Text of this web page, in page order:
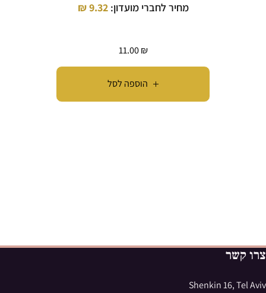
הוספה לסל
מחיר לחברי מועדון: 9.32
₪
11.00₪
צרו קשר
Shenkin 16, Tel Aviv